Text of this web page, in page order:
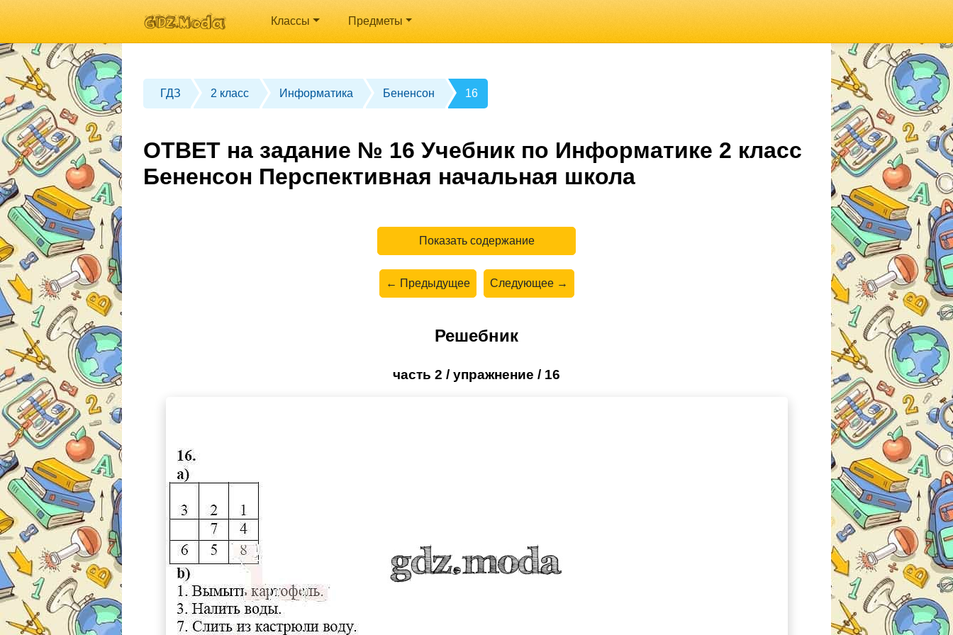
Классы Предметы
ГДЗ 2 класс Информатика Бененсон 16
ОТВЕТ на задание № 16 Учебник по Информатике 2 класс
Бененсон Перспективная начальная школа
Показать содержание
← Предыдущее Следующее →
Решебник
часть 2 / упражнение / 16